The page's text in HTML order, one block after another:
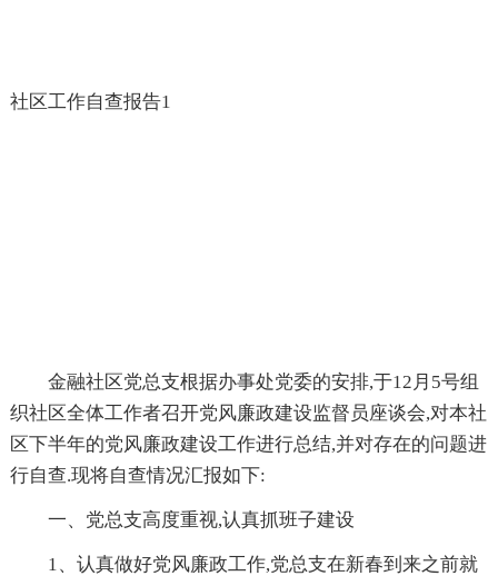
社区工作自查报告1
金融社区党总支根据办事处党委的安排,于12月5号组
织社区全体工作者召开党风廉政建设监督员座谈会,对本社
区下半年的党风廉政建设工作进行总结,并对存在的问题进
行自查.现将自查情况汇报如下:
一、党总支高度重视,认真抓班子建设
1、认真做好党风廉政工作,党总支在新春到来之前就